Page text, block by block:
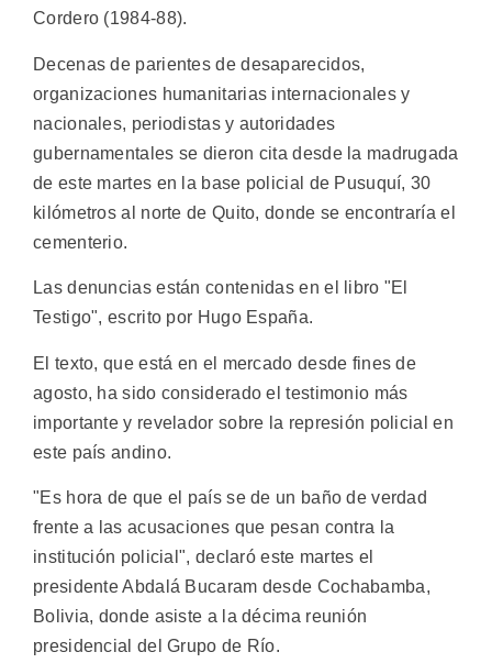
Cordero (1984-88).
Decenas de parientes de desaparecidos,
organizaciones humanitarias internacionales y
nacionales, periodistas y autoridades
gubernamentales se dieron cita desde la madrugada
de este martes en la base policial de Pusuquí, 30
kilómetros al norte de Quito, donde se encontraría el
cementerio.
Las denuncias están contenidas en el libro "El
Testigo", escrito por Hugo España.
El texto, que está en el mercado desde fines de
agosto, ha sido considerado el testimonio más
importante y revelador sobre la represión policial en
este país andino.
"Es hora de que el país se de un baño de verdad
frente a las acusaciones que pesan contra la
institución policial", declaró este martes el
presidente Abdalá Bucaram desde Cochabamba,
Bolivia, donde asiste a la décima reunión
presidencial del Grupo de Río.